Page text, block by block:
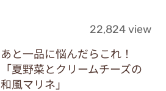
22,824 view
あと一品に悩んだらこれ！
「夏野菜とクリームチーズの
和風マリネ」